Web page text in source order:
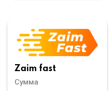
Zaim fast
Сумма